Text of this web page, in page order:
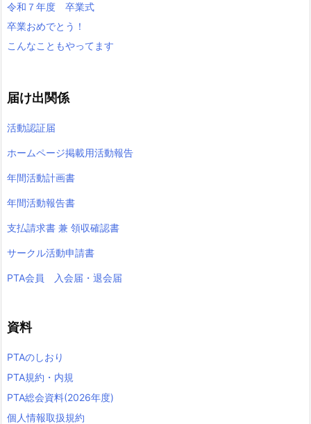
令和７年度 卒業式
卒業おめでとう！
こんなこともやってます
届け出関係
活動認証届
ホームページ掲載用活動報告
年間活動計画書
年間活動報告書
支払請求書 兼 領収確認書
サークル活動申請書
PTA会員 入会届・退会届
資料
PTAのしおり
PTA規約・内規
PTA総会資料(2026年度)
個人情報取扱規約